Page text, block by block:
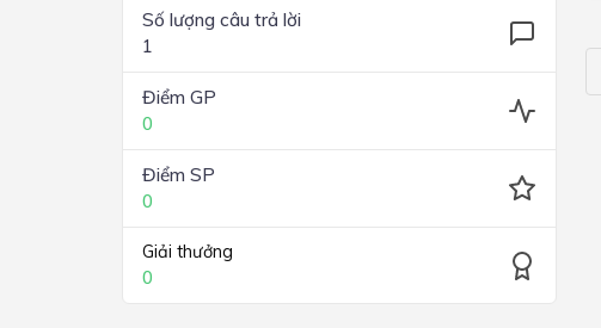
Số lượng câu trả lời
1
Điểm GP
0
Điểm SP
0
Giải thưởng
0